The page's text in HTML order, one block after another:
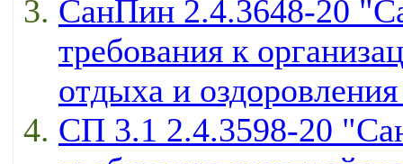
СанПин 2.4.3648-20
требования к
отдыха и
СП 3.1 2.4.3598-20